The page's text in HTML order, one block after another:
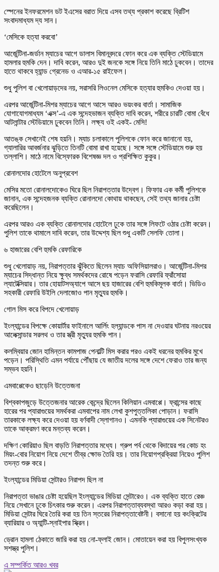
স্পেনের ইনফরমেশন ডট ইএসের বরাত দিয়ে এসব তথ্য প্রকাশ করেছে ব্রিটিশ
সংবাদমাধ্যম দ্য সান।
‘মেসিকে হত্যা করবো’
আর্জেন্টিনা-জর্ডান ম্যাচের আগে ডালাস বিমানবন্দরে ফোন করে এক ব্যক্তি স্টেডিয়ামে
হামলার হুমকি দেন। দাবি করেন, আরও দুই জনকে সঙ্গে নিয়ে তিনি মাঠে ঢুকবেন। তাদের
হাতে থাকবে হ্যান্ড গ্রেনেড ও এআর-১৫ রাইফেল।
শুধু পুলিশ বা খেলোয়াড়দের নয়, সরাসরি লিওনেল মেসিকে হত্যার হুমকিও দেওয়া হয়।
এরপর আর্জেন্টিনা-মিশর ম্যাচের আগে আসে আরও ভয়ংকর বার্তা। সামাজিক
যোগাযোগমাধ্যম ‘এক্স’-এ এক সন্দেহভাজন ব্যক্তি দাবি করেন, শরীরে চারটি বোমা বেঁধে
আটলান্টার স্টেডিয়ামে ঢুকবেন তিনি। লক্ষ্য ওই একই- মেসি!
আতঙ্ক সেখানেই শেষ হয়নি। ম্যাচ চলাকালে পুলিশকে ফোন করে জানানো হয়,
গ্যালারির আবর্জনার ঝুড়িতে তিনটি বোমা রাখা হয়েছে। সঙ্গে সঙ্গে স্টেডিয়ামে শুরু হয়
তল্লাশি। মাঠে নামে বিস্ফোরক বিশেষজ্ঞ দল ও প্রশিক্ষিত কুকুর।
রোনালদোর হোটেলে অনুপ্রবেশ
মেসির মতো রোনালদোকেও ঘিরে ছিল নিরাপত্তার উদ্বেগ। ফিফার এক কর্মী পুলিশকে
জানান, এক সন্দেহজনক ব্যক্তি রোনালদো কোথায় থাকছেন, সেই তথ্য জানার চেষ্টা
করেছিলেন।
এরপর আরও এক ব্যক্তি রোনালদোর হোটেলে ঢুকে তার সঙ্গে লিফটে ওঠার চেষ্টা করেন।
পুলিশ তাকে থামালে দাবি করেন, তার উদ্দেশ্য ছিল শুধু একটি সেলফি তোলা।
৬ হাজারের বেশি হুমকি রেফারিকে
শুধু খেলোয়াড় নয়, নিরাপত্তার ঝুঁকিতে ছিলেন ম্যাচ অফিসিয়ালরাও। আর্জেন্টিনা-মিশর
ম্যাচের সিদ্ধান্ত নিয়ে ক্ষুব্ধ সমর্থকদের রোষে পড়েন ফরাসি রেফারি ফ্রাঁসোয়া
ল্যাটেক্সিয়ার। তার হোয়াটসঅ্যাপে আসে ছয় হাজারের বেশি হুমকিমূলক বার্তা। ভিডিও
সহকারী রেফারি উইলি দেলাজোও পান মৃত্যুর হুমকি।
গোল মিস করে বিপদে খেলোয়াড়
ইংল্যান্ডের বিপক্ষে কোয়ার্টার ফাইনালে আর্লিং হল্যান্ডকে পাস না দেওয়ার ঘটনায় নরওয়ের
আলেক্সান্ডার সরলথ ও তার স্ত্রী মৃত্যুর হুমকি পান।
কলম্বিয়ার জোন হামিন্তন কামপাজ পেনাল্টি মিস করার পরও একই ধরনের হুমকির মুখে
পড়েন। পরিস্থিতি এমন পর্যায়ে পৌঁছায় যে জাতীয় দলের সঙ্গে দেশে ফেরাও তার জন্য
সম্ভব হয়নি।
এমবাপ্পেকেও ছাড়েনি উত্তেজনা
বিশ্বকাপজুড়ে উত্তেজনার আরেক কেন্দ্রে ছিলেন কিলিয়ান এমবাপ্পে। ফ্রান্সের কাছে
হারের পর প্যারাগুয়ের সমর্থকরা এমবাপের নাম লেখা কুশপুত্তলিকা পোড়ান। ফরাসি
তারকাকে লক্ষ্য করে দেওয়া হয় বর্ণবাদী স্লোগানও। এমনকি প্যারাগুয়ের এক সিনেটরও
তাকে আক্রমণ করে মন্তব্য করেন।
দক্ষিণ কোরিয়াও ছিল বাড়তি নিরাপত্তার মধ্যে। গ্রুপ পর্ব থেকে বিদায়ের পর কোচ হং
মিয়ং-বোর নিয়োগ নিয়ে দেশে তীব্র ক্ষোভ তৈরি হয়। তার নিয়োগপ্রক্রিয়া নিয়েও পুলিশ
তদন্ত শুরু করে।
ইংল্যান্ডের মিডিয়া সেন্টারও নিরাপদ ছিল না
নিরাপত্তা ভাঙার চেষ্টা হয়েছিল ইংল্যান্ডের মিডিয়া সেন্টারেও। এক ব্যক্তি হাতে রেঞ্চ
নিয়ে সেখানে ঢুকে চিৎকার শুরু করেন। এরপর নিরাপত্তাব্যবস্থা আরও কড়া করা হয়।
মিডিয়া সেন্টার ঘিরে তৈরি করা হয় তিন স্তরের নিরাপত্তাবেষ্টনী। বসানো হয় কংক্রিটের
ব্যারিয়ার ও অ্যান্টি-স্নাইপার স্ক্রিন।
ড্রোন হামলা ঠেকাতে জারি করা হয় নো-ফ্লাই জোন। মোতায়েন করা হয় বিপুলসংখ্যক
সশস্ত্র পুলিশ।
এ সম্পর্কিত আরও খবর